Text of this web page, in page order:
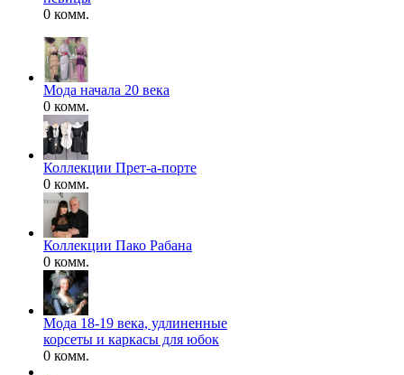
0 комм.
Мода начала 20 века
0 комм.
Коллекции Прет-а-порте
0 комм.
Коллекции Пако Рабана
0 комм.
Мода 18-19 века, удлиненные
корсеты и каркасы для юбок
0 комм.